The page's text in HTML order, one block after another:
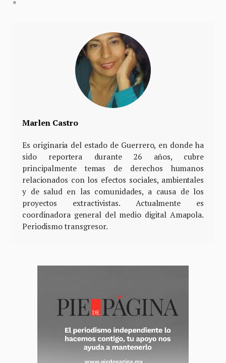
*
Marlen Castro
Es originaria del estado de Guerrero, en donde ha
sido reportera durante 26 años, cubre
principalmente temas de derechos humanos
relacionados con los efectos sociales, ambientales
y de salud en las comunidades, a causa de los
proyectos extractivistas. Actualmente es
coordinadora general del medio digital Amapola.
Periodismo transgresor.